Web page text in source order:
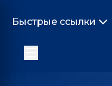
Быстрые ссылки